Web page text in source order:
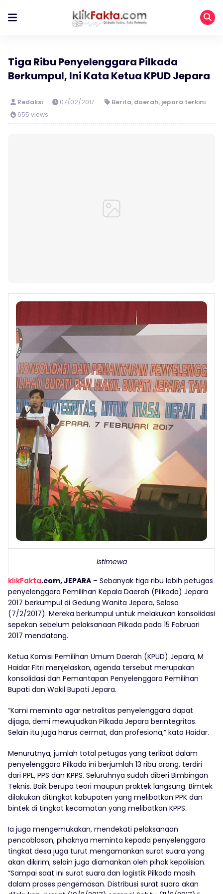
Tiga Ribu Penyelenggara Pilkada
Berkumpul, Ini Kata Ketua KPUD Jepara
Redaksi 07/02/2017 Berita, daerah, jepara terkini
655 views
istimewa
klikFakta.com, JEPARA – Sebanyak tiga ribu lebih petugas
penyelenggara Pemilihan Kepala Daerah (Pilkada) Jepara
2017 berkumpul di Gedung Wanita Jepara, Selasa
(7/2/2017). Mereka berkumpul untuk melakukan konsolidasi
sepekan sebelum pelaksanaan Pilkada pada 15 Fabruari
2017 mendatang.
Ketua Komisi Pemilihan Umum Daerah (KPUD) Jepara, M
Haidar Fitri menjelaskan, agenda tersebut merupakan
konsolidasi dan Pemantapan Penyelenggara Pemilihan
Bupati dan Wakil Bupati Jepara.
“Kami meminta agar netralitas penyelenggara dapat
dijaga, demi mewujudkan Pilkada Jepara berintegritas.
Selain itu juga harus cermat, dan profesiona,” kata Haidar.
Menurutnya, jumlah total petugas yang terlibat dalam
penyelenggara Pilkada ini berjumlah 13 ribu orang, terdiri
dari PPL, PPS dan KPPS. Seluruhnya sudah diberi Bimbingan
Teknis. Baik berupa teori maupun praktek langsung. Bimtek
dilakukan ditingkat kabupaten yang melibatkan PPK dan
bintek di tingkat kecamatan yang melibatkan KPPS.
Ia juga mengemukakan, mendekati pelaksanaan
pencoblosan, pihaknya meminta kepada penyelenggara
tingkat desa juga turut mengamankan surat suara yang
akan dikirim, selain juga diamankan oleh pihak kepolisian.
“Sampai saat ini surat suara dan logistik Pilkada masih
dalam proses pengemasan. Distribusi surat suara akan